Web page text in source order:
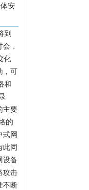
安
到
，
化
，可
和
主要
的
式网
此同
设备
攻击
不断